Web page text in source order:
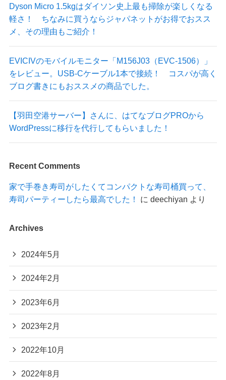
Dyson Micro 1.5kgはダイソン史上最も掃除が楽しくなる
軽さ！ ちなみに買うならジャパネットがお得でおスス
メ、その理由もご紹介！
EVICIVのモバイルモニター「M156J03（EVC-1506）」
をレビュー。USB-Cケーブル1本で接続！ コスパが高く
ブログ書きにもおススメの商品でした。
【羽田空港サーバー】さんに、はてなブログPROから
WordPressに移行を代行してもらいました！
Recent Comments
家で手巻き寿司がしたくてコンパクトな寿司桶買って、
寿司パーティーしたら最高でした！
に deechiyan より
Archives
2024年5月
2024年2月
2023年6月
2023年2月
2022年10月
2022年8月